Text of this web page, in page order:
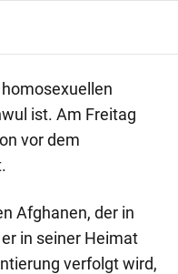
ist. Am Freitag
vor dem
Afghanen, der in
in seiner Heimat
verfolgt wird,